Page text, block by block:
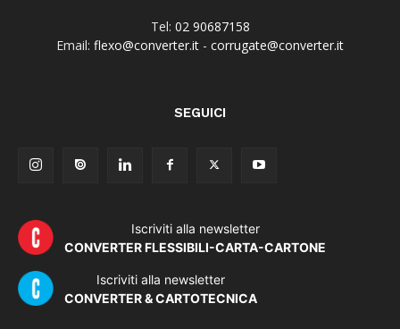
Tel: 02 90687158
Email: flexo@converter.it - corrugate@converter.it
SEGUICI
Iscriviti alla newsletter
CONVERTER FLESSIBILI-CARTA-CARTONE
Iscriviti alla newsletter
CONVERTER & CARTOTECNICA